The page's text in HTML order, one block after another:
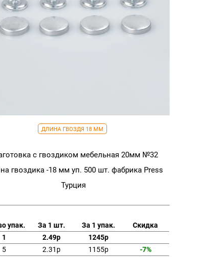
Mikron
Plus
Турция
ДЛИНА ГВОЗДЯ 18 ММ
с гвоздиком мебельная 20мм №32
гвоздика -18 мм уп. 500 шт. фабрика Press
Турция
упак. За 1 шт. За 1 упак.
Скидка
1
2.49р
1245р
5
2.31р 1155р
-7%